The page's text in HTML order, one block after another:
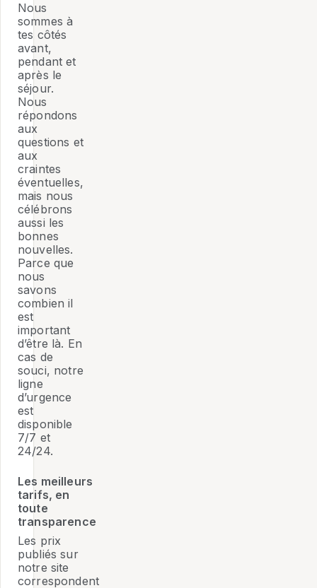
Nous
sommes à
tes côtés
avant,
pendant et
après le
séjour.
Nous
répondons
aux
questions et
aux
craintes
éventuelles,
mais nous
célébrons
aussi les
bonnes
nouvelles.
Parce que
nous
savons
combien il
est
important
d’être là. En
cas de
souci, notre
ligne
d’urgence
est
disponible
7/7 et
24/24.
Les meilleurs
tarifs, en
toute
transparence
Les prix
publiés sur
notre site
correspondent